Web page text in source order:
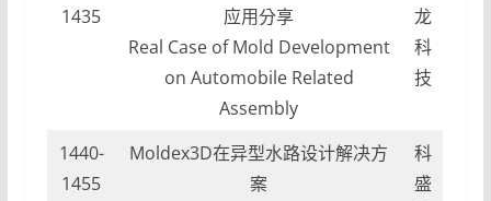
1435
应用分享
Real Case of Mold Development
on Automobile Related
Assembly
龙
科
技
1440-
1455
Moldex3D在异型水路设计解决方
案
科
盛